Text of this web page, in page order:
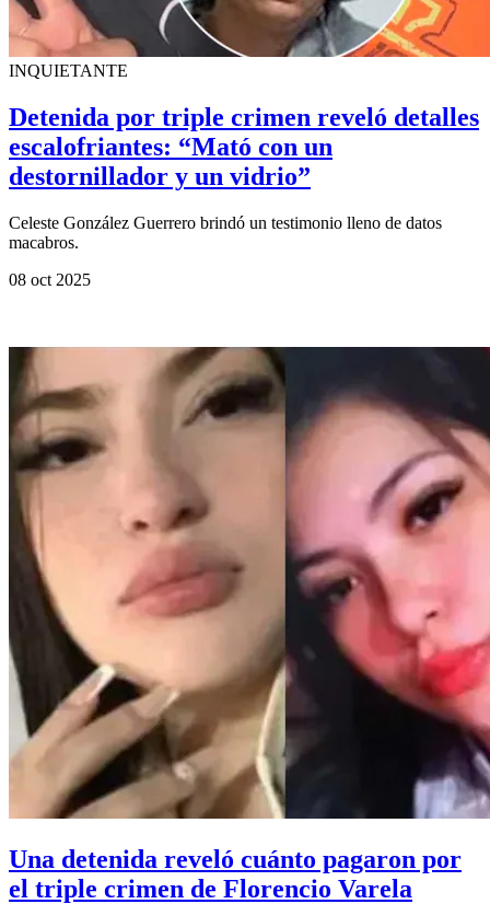
INQUIETANTE
Detenida por triple crimen reveló detalles
escalofriantes: “Mató con un
destornillador y un vidrio”
Celeste González Guerrero brindó un testimonio lleno de datos
macabros.
08 oct 2025
Una detenida reveló cuánto pagaron por
el triple crimen de Florencio Varela